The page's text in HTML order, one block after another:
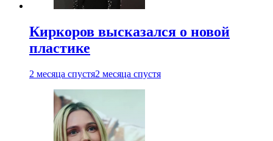
Киркоров высказался о новой
пластике
2 месяца спустя2 месяца спустя